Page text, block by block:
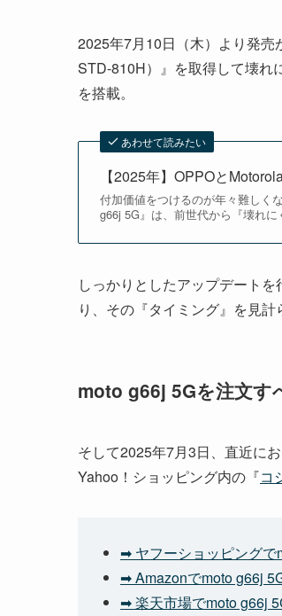
2025年7月10日（木）より発売
STD-810H）』を取得して壊れ
を搭載。
あわせて読みたい
【2025年】OPPOと
付加価値をつけるのが年々難しく
g66j 5G』は、前世代から『壊れ
しっかりとしたアップデート
り、その『タイミング』を見計
moto g66j 5Gを注文す
そして2025年7月3日、直近に
Yahoo！ショッピング内の『コ
➡ ヤフーショッピングで
➡ Amazonでmoto g66j
➡ 楽天市場でmoto g66j